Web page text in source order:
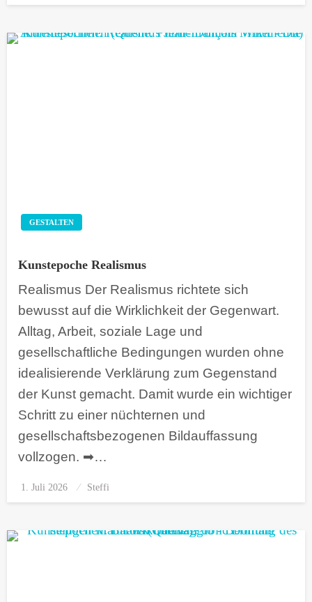
GESTALTEN
Kunstepoche Realismus
Realismus Der Realismus richtete sich
bewusst auf die Wirklichkeit der Gegenwart.
Alltag, Arbeit, soziale Lage und
gesellschaftliche Bedingungen wurden ohne
idealisierende Verklärung zum Gegenstand
der Kunst gemacht. Damit wurde ein wichtiger
Schritt zu einer nüchternen und
gesellschaftsbezogenen Bildauffassung
vollzogen. ➡…
Posted
on
1. Juli 2026 Steffi